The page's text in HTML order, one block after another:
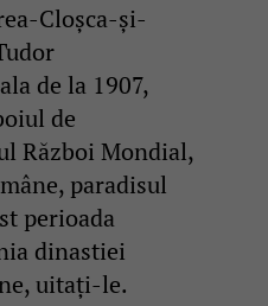
Cloșca-și-
de la 1907,
de
Război Mondial,
paradisul
perioada
dinastiei
uitați-le.